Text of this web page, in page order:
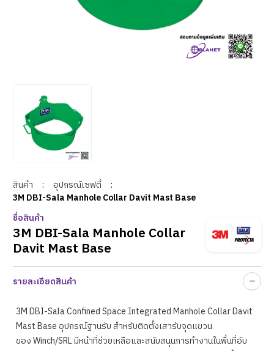
สินค้า : อุปกรณ์เซฟตี้
:
3M DBI-Sala Manhole Collar Davit Mast Base
ชื่อสินค้า
3M DBI-Sala Manhole Collar
Davit Mast Base
รายละเอียดสินค้า
3M DBI-Sala Confined Space Integrated Manhole Collar Davit
Mast Base อุปกรณ์ฐานรับ สำหรับติดตั้งเสารับจุดแขวน
ของ Winch/SRL มีหน้าที่ช่วยเหลือและสนับสนุนการทำงานในพื้นที่อับ